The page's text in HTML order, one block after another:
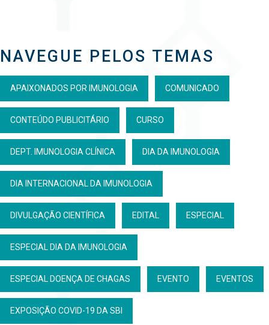
NAVEGUE PELOS TEMAS
APAIXONADOS POR IMUNOLOGIA COMUNICADO
CONTEÚDO PUBLICITÁRIO CURSO
DEPT. IMUNOLOGIA CLÍNICA DIA DA IMUNOLOGIA
DIA INTERNACIONAL DA IMUNOLOGIA
DIVULGAÇÃO CIENTÍFICA EDITAL ESPECIAL
ESPECIAL DIA DA IMUNOLOGIA
ESPECIAL DOENÇA DE CHAGAS EVENTO EVENTOS
EXPOSIÇÃO COVID-19 DA SBI